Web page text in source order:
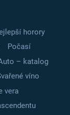
horory
Počasí
– katalog
víno
vera